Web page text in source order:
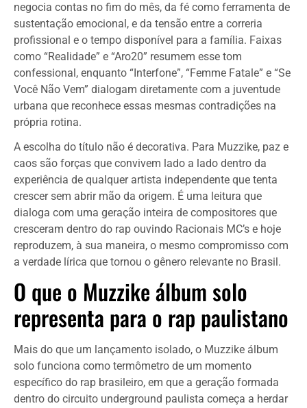
negocia contas no fim do mês, da fé como ferramenta de
sustentação emocional, e da tensão entre a correria
profissional e o tempo disponível para a família. Faixas
como “Realidade” e “Aro20” resumem esse tom
confessional, enquanto “Interfone”, “Femme Fatale” e “Se
Você Não Vem” dialogam diretamente com a juventude
urbana que reconhece essas mesmas contradições na
própria rotina.
A escolha do título não é decorativa. Para Muzzike, paz e
caos são forças que convivem lado a lado dentro da
experiência de qualquer artista independente que tenta
crescer sem abrir mão da origem. É uma leitura que
dialoga com uma geração inteira de compositores que
cresceram dentro do rap ouvindo Racionais MC’s e hoje
reproduzem, à sua maneira, o mesmo compromisso com
a verdade lírica que tornou o gênero relevante no Brasil.
O que o Muzzike álbum solo
representa para o rap paulistano
Mais do que um lançamento isolado, o Muzzike álbum
solo funciona como termômetro de um momento
específico do rap brasileiro, em que a geração formada
dentro do circuito underground paulista começa a herdar